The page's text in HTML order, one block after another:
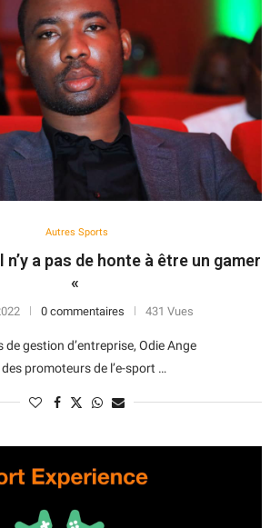
Autres Sports
n’y a pas de honte à être un gamer
«
0 commentaires 431 Vues
de gestion d’entreprise, Odie Ange
promoteurs de l’e-sport …